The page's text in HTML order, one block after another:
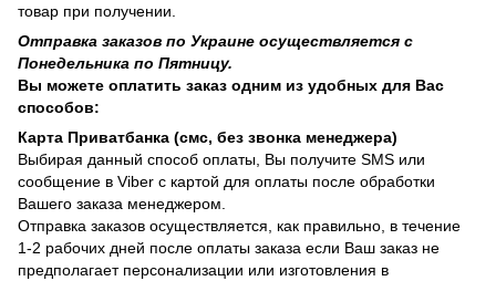
товар при получении.
Отправка заказов по Украине осуществляется с
Понедельника по Пятницу.
Вы можете оплатить заказ одним из удобных для Вас
способов:
Карта Приватбанка (смс, без звонка менеджера)
Выбирая данный способ оплаты, Вы получите SMS или
сообщение в Viber с картой для оплаты после обработки
Вашего заказа менеджером.
Отправка заказов осуществляется, как правильно, в течение
1-2 рабочих дней после оплаты заказа если Ваш заказ не
предполагает персонализации или изготовления в